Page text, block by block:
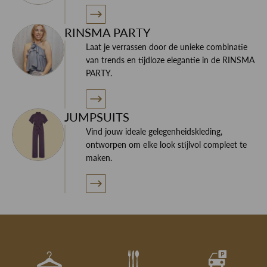
RINSMA PARTY
Laat je verrassen door de unieke combinatie
van trends en tijdloze elegantie in de RINSMA
PARTY.
JUMPSUITS
Vind jouw ideale gelegenheidskleding,
ontworpen om elke look stijlvol compleet te
maken.